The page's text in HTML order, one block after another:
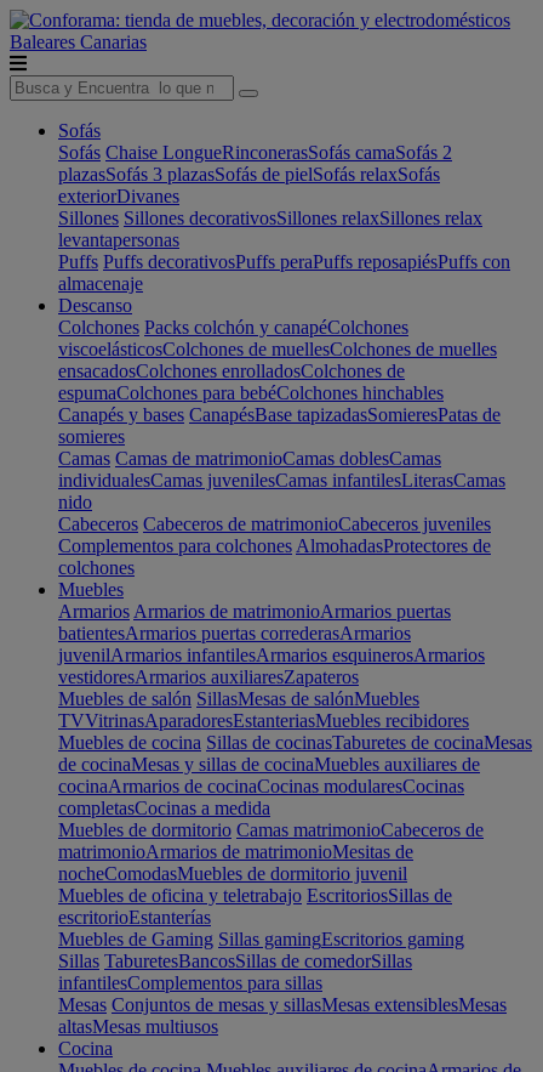
Baleares Canarias
Sofás
Sofás Chaise LongueRinconerasSofás camaSofás 2
plazasSofás 3 plazasSofás de pielSofás relaxSofás
exteriorDivanes
Sillones Sillones decorativosSillones relaxSillones relax
levantapersonas
Puffs Puffs decorativosPuffs peraPuffs reposapiésPuffs con
almacenaje
Descanso
Colchones Packs colchón y canapéColchones
viscoelásticosColchones de muellesColchones de muelles
ensacadosColchones enrolladosColchones de
espumaColchones para bebéColchones hinchables
Canapés y bases CanapésBase tapizadasSomieresPatas de
somieres
Camas Camas de matrimonioCamas doblesCamas
individualesCamas juvenilesCamas infantilesLiterasCamas
nido
Cabeceros Cabeceros de matrimonioCabeceros juveniles
Complementos para colchones AlmohadasProtectores de
colchones
Muebles
Armarios Armarios de matrimonioArmarios puertas
batientesArmarios puertas correderasArmarios
juvenilArmarios infantilesArmarios esquinerosArmarios
vestidoresArmarios auxiliaresZapateros
Muebles de salón SillasMesas de salónMuebles
TVVitrinasAparadoresEstanteriasMuebles recibidores
Muebles de cocina Sillas de cocinasTaburetes de cocinaMesas
de cocinaMesas y sillas de cocinaMuebles auxiliares de
cocinaArmarios de cocinaCocinas modularesCocinas
completasCocinas a medida
Muebles de dormitorio Camas matrimonioCabeceros de
matrimonioArmarios de matrimonioMesitas de
nocheComodasMuebles de dormitorio juvenil
Muebles de oficina y teletrabajo EscritoriosSillas de
escritorioEstanterías
Muebles de Gaming Sillas gamingEscritorios gaming
Sillas TaburetesBancosSillas de comedorSillas
infantilesComplementos para sillas
Mesas Conjuntos de mesas y sillasMesas extensiblesMesas
altasMesas multiusos
Cocina